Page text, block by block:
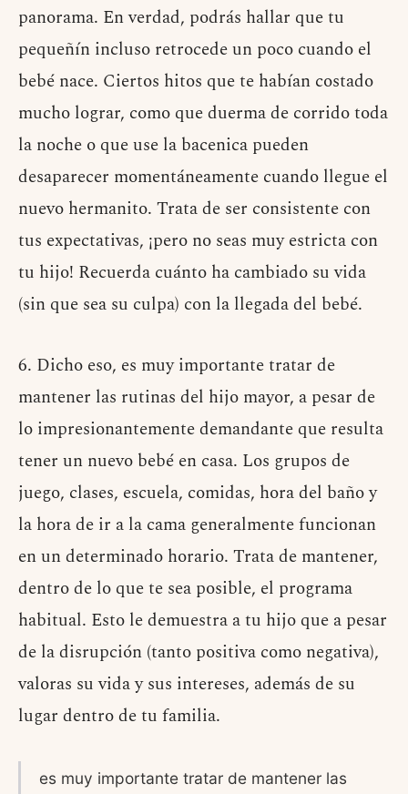
panorama. En verdad, podrás hallar que tu
pequeñín incluso retrocede un poco cuando el
bebé nace. Ciertos hitos que te habían costado
mucho lograr, como que duerma de corrido toda
la noche o que use la bacenica pueden
desaparecer momentáneamente cuando llegue el
nuevo hermanito. Trata de ser consistente con
tus expectativas, ¡pero no seas muy estricta con
tu hijo! Recuerda cuánto ha cambiado su vida
(sin que sea su culpa) con la llegada del bebé.
6. Dicho eso, es muy importante tratar de
mantener las rutinas del hijo mayor, a pesar de
lo impresionantemente demandante que resulta
tener un nuevo bebé en casa. Los grupos de
juego, clases, escuela, comidas, hora del baño y
la hora de ir a la cama generalmente funcionan
en un determinado horario. Trata de mantener,
dentro de lo que te sea posible, el programa
habitual. Esto le demuestra a tu hijo que a pesar
de la disrupción (tanto positiva como negativa),
valoras su vida y sus intereses, además de su
lugar dentro de tu familia.
es muy importante tratar de mantener las